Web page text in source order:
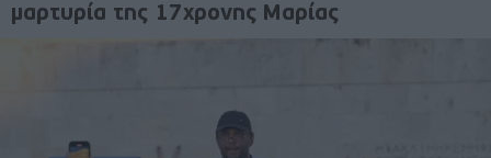
μαρτυρία της 17χρονης Μαρίας